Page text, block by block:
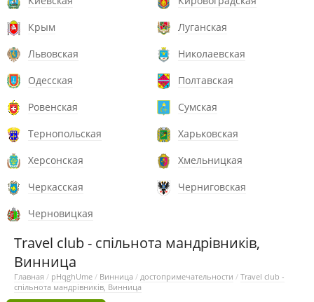
Крым
Луганская
Львовская
Николаевская
Одесская
Полтавская
Ровенская
Сумская
Тернопольская
Харьковская
Херсонская
Хмельницкая
Черкасская
Черниговская
Черновицкая
Travel club - спільнота мандрівників,
Винница
Главная / pHqghUme / Винница / достопримечательности / Travel club -
спільнота мандрівників, Винница